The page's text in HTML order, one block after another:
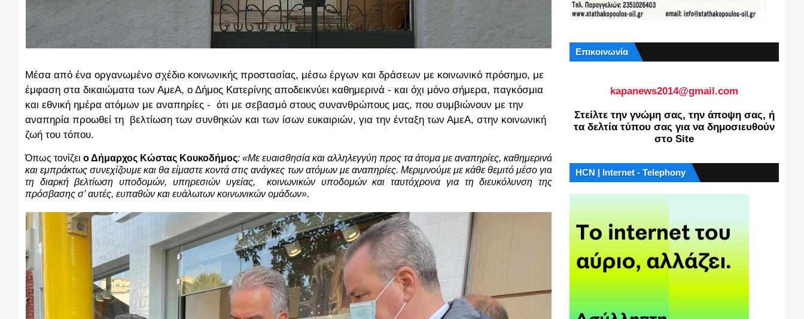
Μέσα από ένα οργανωμένο σχέδιο κοινωνικής προστασίας, μέσω έργων και δράσεων με κοινωνικό πρόσημο, με
έμφαση στα δικαιώματα των ΑμεΑ, ο Δήμος Κατερίνης αποδεικνύει καθημερινά - και όχι μόνο σήμερα, παγκόσμια
και εθνική ημέρα ατόμων με αναπηρίες - ότι με σεβασμό στους συνανθρώπους μας, που συμβιώνουν με την
αναπηρία προωθεί τη βελτίωση των συνθηκών και των ίσων ευκαιριών, για την ένταξη των ΑμεΑ, στην κοινωνική
ζωή του τόπου.
Όπως τονίζει ο Δήμαρχος Κώστας Κουκοδήμος: «Με ευαισθησία και αλληλεγγύη προς τα άτομα με αναπηρίες, καθημερινά
και εμπράκτως συνεχίζουμε και θα είμαστε κοντά στις ανάγκες των ατόμων με αναπηρίες. Μεριμνούμε με κάθε θεμιτό μέσο για
τη διαρκή βελτίωση υποδομών, υπηρεσιών υγείας,  κοινωνικών υποδομών και ταυτόχρονα για τη διευκόλυνση της
πρόσβασης σ’ αυτές, ευπαθών και ευάλωτων κοινωνικών ομάδων».
Επικοινωνία
kapanews2014@gmail.com
Στείλτε την γνώμη σας, την άποψη σας, ή
τα δελτία τύπου σας για να δημοσιευθούν
στο Site
HCN | Internet - Telephony